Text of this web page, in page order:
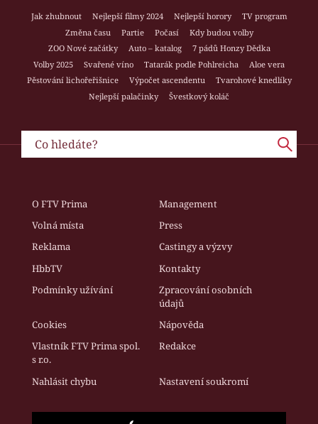
Jak zhubnout Nejlepší filmy 2024 Nejlepší horory
TV program
Změna času
Partie Počasí
Kdy budou volby
ZOO Nové začátky
Auto – katalog
7 pádů Honzy Dědka
Volby 2025
Svařené víno Tatarák podle Pohlreicha
Aloe vera
Pěstování lichořeřišnice
Výpočet ascendentu
Tvarohové knedlíky
Nejlepší palačinky
Švestkový koláč
O FTV Prima
Management
Volná místa
Press
Reklama
Castingy a výzvy
HbbTV
Kontakty
Podmínky užívání
Zpracování osobních
údajů
Cookies
Nápověda
Vlastník FTV Prima spol.
s r.o.
Redakce
Nahlásit chybu Nastavení soukromí